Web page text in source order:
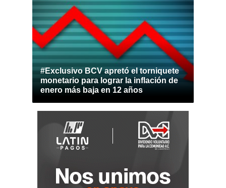
#Exclusivo BCV apretó el torniquete
monetario para lograr la inflación de
enero más baja en 12 años